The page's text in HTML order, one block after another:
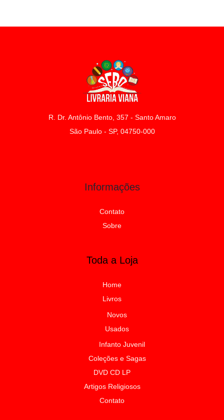
R. Dr. Antônio Bento, 357 - Santo Amaro
São Paulo - SP, 04750-000
Informações
Contato
Sobre
Toda a Loja
Home
Livros
Novos
Usados
Infanto Juvenil
Coleções e Sagas
DVD CD LP
Artigos Religiosos
Contato